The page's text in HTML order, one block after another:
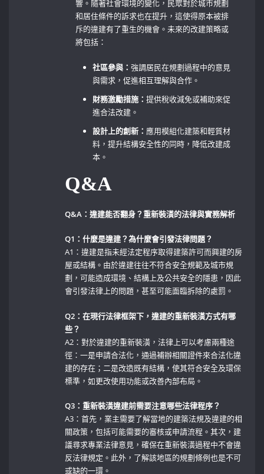
響。隨著社會環境的變化，民眾對於城市規劃
和居住條件的訴求也在提升，這使得原本被排
斥的違建有了重生的機會。未來的改建策略或
將包括：
社區參與：強調居民在規劃過程中的意見
與需求，促進相互理解與合作。
財務激勵措施：提供稅收減免或補助來促
進合法改建。
設計上的創新： 應用模組化建築和輕質材
料，提升結構安全性的同時，降低改建成
本。
Q&A
Q&A：違建能否翻身？重新裝潢的法律與實務解析
Q1：什麼是違建？為什麼會引發法律問題？
A1：違建是指未經法定程序取得建築許可而興建的房
屋或結構。由於違建往往不符合安全規範及城市規
劃，可能造成環境、結構上及公共安全的隱患，因此
會引發法律上的問題，甚至可能面臨拆除的處罰。
Q2：在現行法律框架下，違建的重新裝潢方式有哪
些？
A2：對於違建的重新裝潢，法律上可以考慮兩種途
徑：一是申請合法化，通過補辦相關證件來合法化違
建的存在；二是改造既有結構，使其符合安全及環保
標準，如更改使用功能或改善內部布局。
Q3：重新裝潢違建前需要注意哪些法律程序？
A3：首先，業主需要了解當地的建築法規及違建的相
關政策，包括可能需要的審核或申請流程。其次，建
議尋求專業法律意見，確保在重新裝潢過程中不會違
反法律規定。此外，了解該地區的規劃條例也是不可
或缺的一環。